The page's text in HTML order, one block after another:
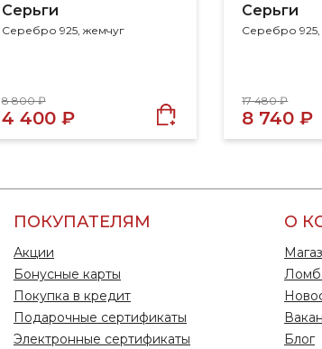
Серьги
Серебро 925, жемчуг
8 800 ₽
4 400 ₽
Серьги
Серебро
17 480 ₽
8 740 ₽
ПОКУПАТЕЛЯМ
Акции
Бонусные карты
Покупка в кредит
Подарочные сертификаты
Электронные сертификаты
О
Блог